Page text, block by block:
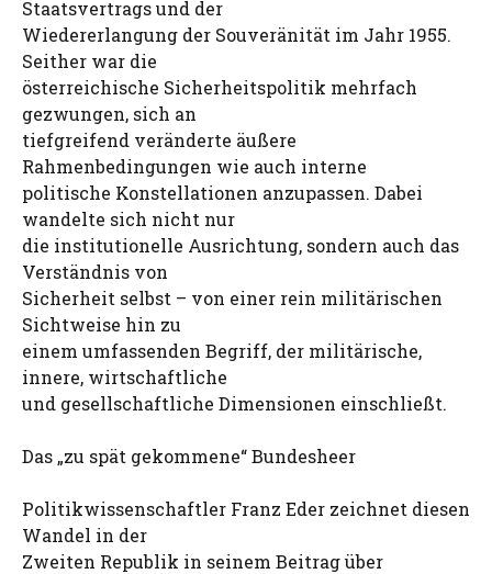
Staatsvertrags und der
Wiedererlangung der Souveränität im Jahr 1955.
Seither war die
österreichische Sicherheitspolitik mehrfach
gezwungen, sich an
tiefgreifend veränderte äußere
Rahmenbedingungen wie auch interne
politische Konstellationen anzupassen. Dabei
wandelte sich nicht nur
die institutionelle Ausrichtung, sondern auch das
Verständnis von
Sicherheit selbst – von einer rein militärischen
Sichtweise hin zu
einem umfassenden Begriff, der militärische,
innere, wirtschaftliche
und gesellschaftliche Dimensionen einschließt.
Das „zu spät gekommene“ Bundesheer
Politikwissenschaftler Franz Eder zeichnet diesen
Wandel in der
Zweiten Republik in seinem Beitrag über